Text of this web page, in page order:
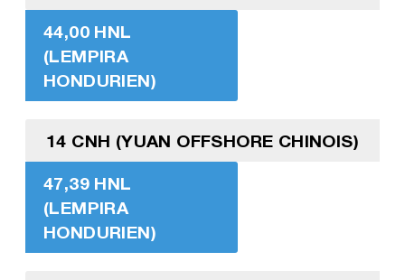
44,00 HNL
(LEMPIRA
HONDURIEN)
14 CNH (YUAN OFFSHORE CHINOIS)
47,39 HNL
(LEMPIRA
HONDURIEN)